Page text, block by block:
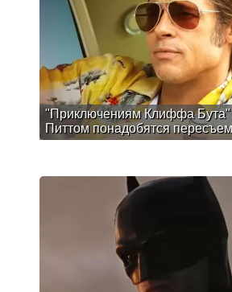
"Приключениям Клиффа
Питтом понадобятся